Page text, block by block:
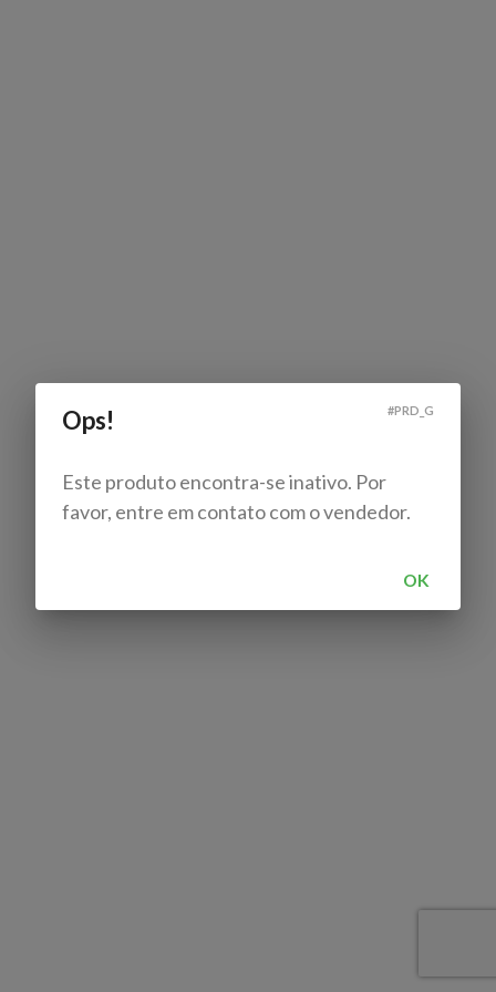
Ops! #PRD_G
Este produto encontra-se inativo. Por
favor, entre em contato com o vendedor.
OK